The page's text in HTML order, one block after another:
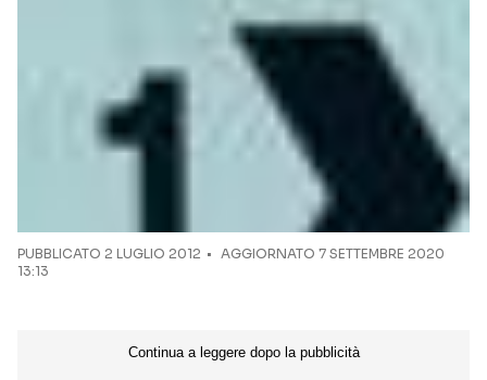
PUBBLICATO 2 LUGLIO 2012
AGGIORNATO 7 SETTEMBRE 2020
13:13